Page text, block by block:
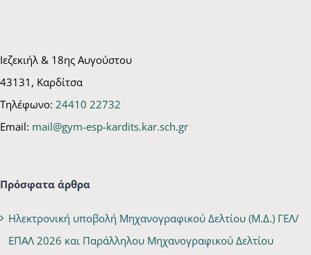
Ιεζεκιήλ & 18ης Αυγούστου
43131, Καρδίτσα
Τηλέφωνο: 24410 22732
Email: mail@gym-esp-kardits.kar.sch.gr
Πρόσφατα άρθρα
Ηλεκτρονική υποβολή Μηχανογραφικού Δελτίου (Μ.Δ.) ΓΕΛ/
ΕΠΑΛ 2026 και Παράλληλου Μηχανογραφικού Δελτίου